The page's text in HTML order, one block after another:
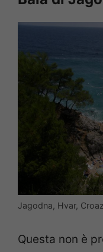
Jagodna, Hvar,
Questa non è